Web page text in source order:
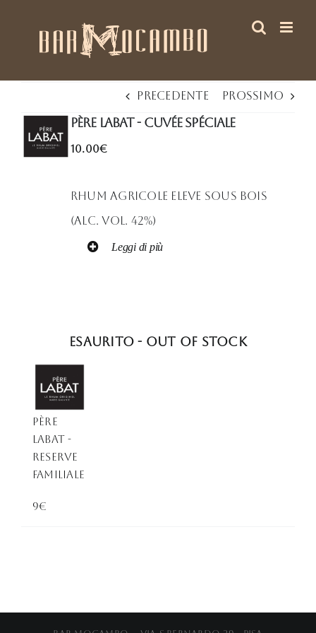
Precedente Prossimo
PèRE LABAT - CUVéE SPéCIALE
10.00€
Rhum Agricole Eleve sous bois
(Alc. Vol. 42%)
Leggi di più
Esaurito - Out of stock
PèRE
LABAT -
RESERVE
FAMILIALE
9€